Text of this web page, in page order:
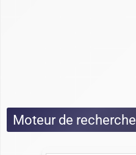
Moteur de recherche